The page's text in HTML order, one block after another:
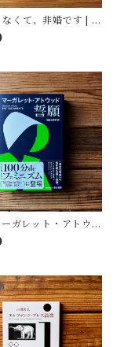
くて、非婚です | ホ
ョル, すんみ(翻訳),
(翻訳)
ガレット・アトウッ
季子(翻訳)